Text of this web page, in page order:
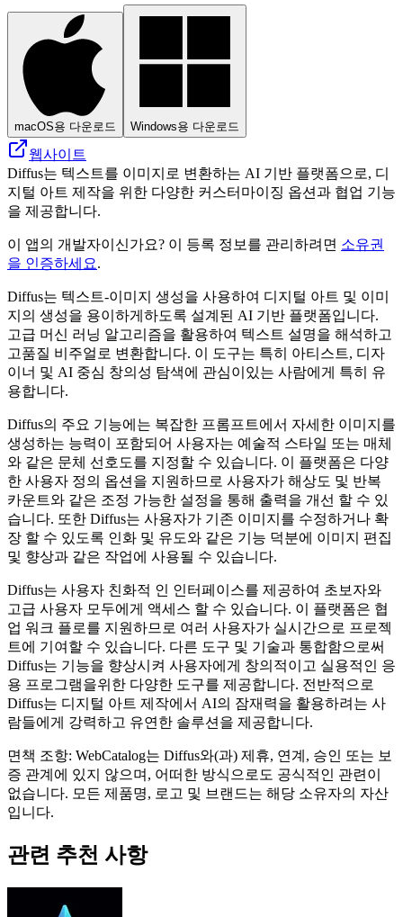
macOS용 다운로드 Windows용 다운로드
웹사이트
Diffus는 텍스트를 이미지로 변환하는 AI 기반 플랫폼으로, 디
지털 아트 제작을 위한 다양한 커스터마이징 옵션과 협업 기능
을 제공합니다.
이 앱의 개발자이신가요? 이 등록 정보를 관리하려면 소유권
을 인증하세요.
Diffus는 텍스트-이미지 생성을 사용하여 디지털 아트 및 이미
지의 생성을 용이하게하도록 설계된 AI 기반 플랫폼입니다.
고급 머신 러닝 알고리즘을 활용하여 텍스트 설명을 해석하고
고품질 비주얼로 변환합니다. 이 도구는 특히 아티스트, 디자
이너 및 AI 중심 창의성 탐색에 관심이있는 사람에게 특히 유
용합니다.
Diffus의 주요 기능에는 복잡한 프롬프트에서 자세한 이미지를
생성하는 능력이 포함되어 사용자는 예술적 스타일 또는 매체
와 같은 문체 선호도를 지정할 수 있습니다. 이 플랫폼은 다양
한 사용자 정의 옵션을 지원하므로 사용자가 해상도 및 반복
카운트와 같은 조정 가능한 설정을 통해 출력을 개선 할 수 있
습니다. 또한 Diffus는 사용자가 기존 이미지를 수정하거나 확
장 할 수 있도록 인화 및 유도와 같은 기능 덕분에 이미지 편집
및 향상과 같은 작업에 사용될 수 있습니다.
Diffus는 사용자 친화적 인 인터페이스를 제공하여 초보자와
고급 사용자 모두에게 액세스 할 수 있습니다. 이 플랫폼은 협
업 워크 플로를 지원하므로 여러 사용자가 실시간으로 프로젝
트에 기여할 수 있습니다. 다른 도구 및 기술과 통합함으로써
Diffus는 기능을 향상시켜 사용자에게 창의적이고 실용적인 응
용 프로그램을위한 다양한 도구를 제공합니다. 전반적으로
Diffus는 디지털 아트 제작에서 AI의 잠재력을 활용하려는 사
람들에게 강력하고 유연한 솔루션을 제공합니다.
면책 조항: WebCatalog는 Diffus와(과) 제휴, 연계, 승인 또는 보
증 관계에 있지 않으며, 어떠한 방식으로도 공식적인 관련이
없습니다. 모든 제품명, 로고 및 브랜드는 해당 소유자의 자산
입니다.
관련 추천 사항